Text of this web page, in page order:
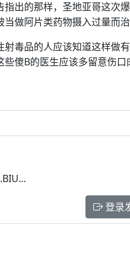
指出的那样，圣地亚哥这次
做阿片类药物摄入过量而治
射毒品的人应该知道这样做
傻B的医生应该多留意伤口
登录